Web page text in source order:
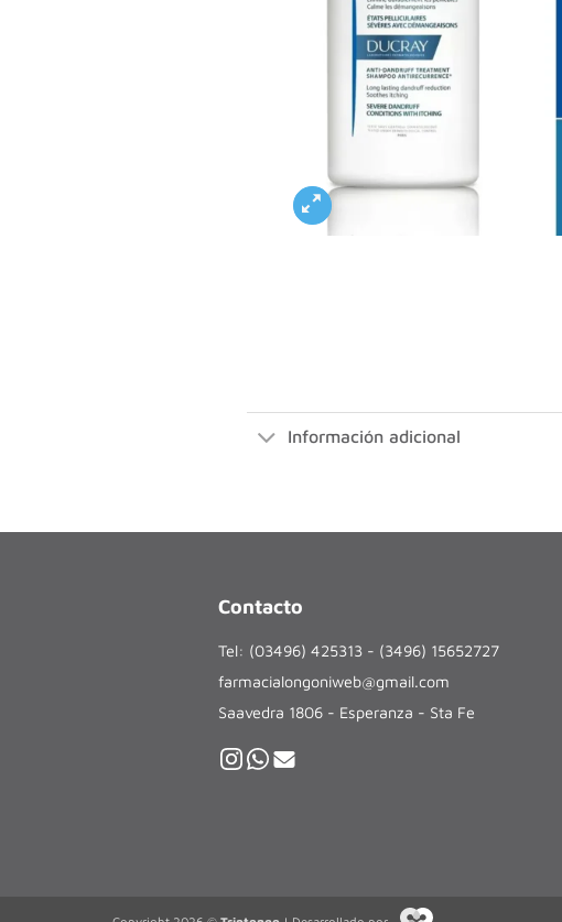
Información adicional
Contacto
Tel: (03496) 425313 - (3496) 15652727
farmacialongoniweb@gmail.com
Saavedra 1806 - Esperanza - Sta Fe